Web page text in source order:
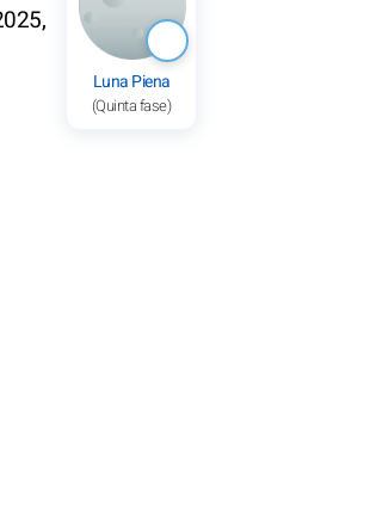
Luna Piena
(Quinta fase)